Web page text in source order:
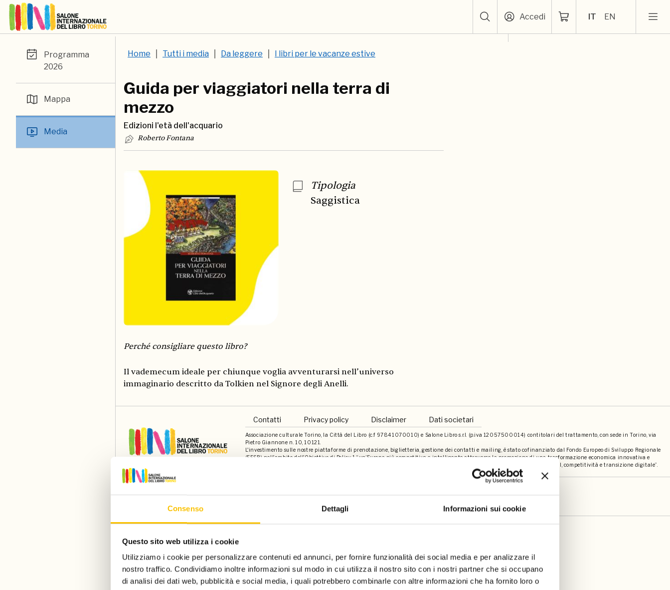
Consenso Dettagli Informazioni sui cookie
Questo sito web utilizza i cookie
Utilizziamo i cookie per personalizzare contenuti ed annunci, per fornire funzionalità dei social media e per analizzare il
nostro traffico. Condividiamo inoltre informazioni sul modo in cui utilizza il nostro sito con i nostri partner che si occupano
di analisi dei dati web, pubblicità e social media, i quali potrebbero combinarle con altre informazioni che ha fornito loro o
Accedi IT EN
Programma
2026
Mappa
Media
Home Tutti i media Da leggere I libri per le vacanze estive
Guida per viaggiatori nella terra di
mezzo
Edizioni l'età dell'acquario
Roberto Fontana
Tipologia
Saggistica
Perché consigliare questo libro?
Il vademecum ideale per chiunque voglia avventurarsi nell’universo
immaginario descritto da Tolkien nel Signore degli Anelli.
Associazione culturale Torino, la Città del Libro (c.f 97841070010) e Salone Libro s.r.l. (p.iva 12057500014) contitolari del trattamento, con sede in Torino, via
Pietro Giannone n. 10, 10121.
L'investimento sulle nostre piattaforme di prenotazione, biglietteria, gestione dei contatti e mailing, è stato cofinanziato dal Fondo Europeo di Sviluppo Regionale
(FESR) nell’ambito dell’Obiettivo di Policy 1 “un’Europa più competitiva e intelligente attraverso la promozione di una trasformazione economica innovativa e
intelligente e della connettività regionale alle tecnologie dell’informazione e della comunicazione (TIC)” - “PRIORITA’ I RSI, competitività e transizione digitale”.
Contatti Privacy policy Disclaimer Dati societari
Un progetto di
E di